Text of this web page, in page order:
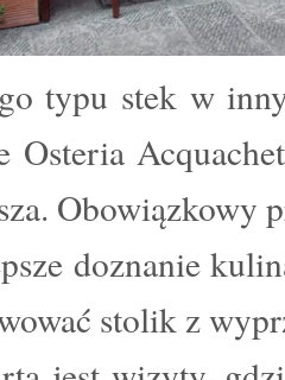
typu stek w
Osteria
Obowiązkowy
doznanie
stolik z